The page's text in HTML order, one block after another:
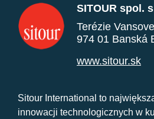
SITOUR spol.
Terézie
974 01 Banská
www.sitour.sk
Sitour International to
innowacji technologicznych w